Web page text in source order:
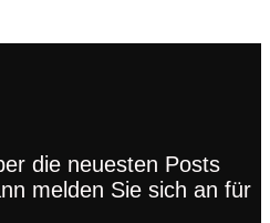
die neuesten Posts
melden Sie sich an für